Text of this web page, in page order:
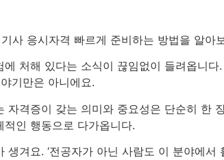
사 응시자격 빠르게 준비하는 방법을 알아
처해 있다는 소식이 끊임없이 들려옵니
기만은 아니에요.
자격증이 갖는 의미와 중요성은 단순히 한
인 행동으로 다가옵니다.
겨요. ‘전공자가 아닌 사람도 이 분야에서